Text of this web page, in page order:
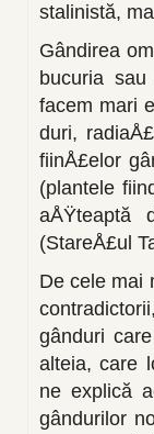
stalinistă,
Gândirea
bucuria
facem mari
duri,
fiinÅ£elor
(plante­le
aÅŸteaptă
(StareÅ£ul
De cele mai
gânduri
alteia, care
ne explică
gândurilor